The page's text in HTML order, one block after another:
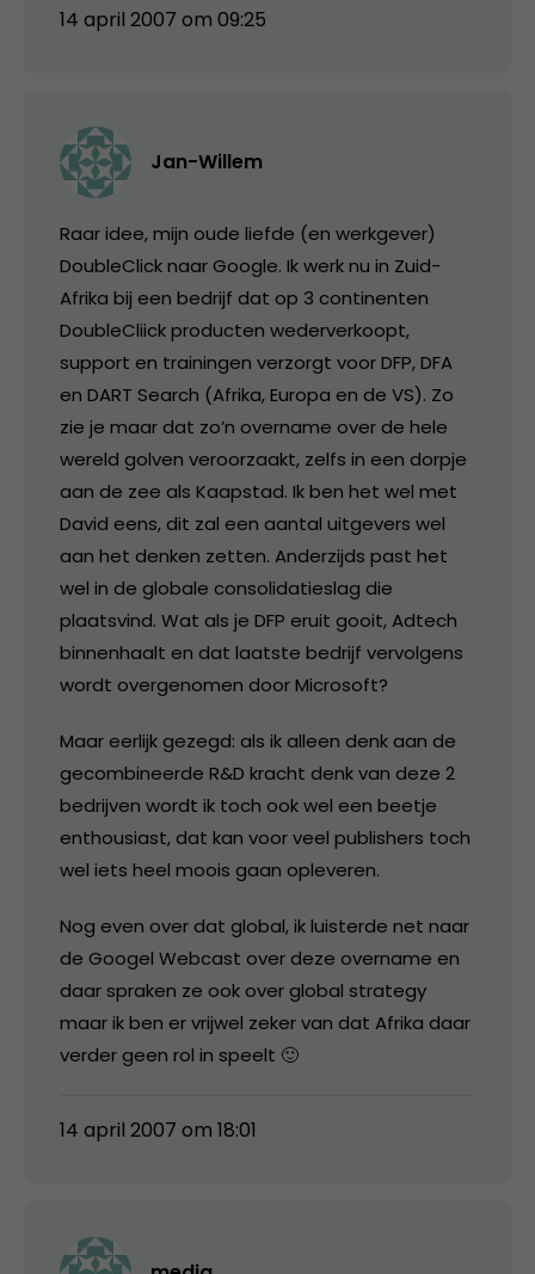
14 april 2007 om 09:25
Jan-Willem
Raar idee, mijn oude liefde (en werkgever)
DoubleClick naar Google. Ik werk nu in Zuid-
Afrika bij een bedrijf dat op 3 continenten
DoubleCliick producten wederverkoopt,
support en trainingen verzorgt voor DFP, DFA
en DART Search (Afrika, Europa en de VS). Zo
zie je maar dat zo’n overname over de hele
wereld golven veroorzaakt, zelfs in een dorpje
aan de zee als Kaapstad. Ik ben het wel met
David eens, dit zal een aantal uitgevers wel
aan het denken zetten. Anderzijds past het
wel in de globale consolidatieslag die
plaatsvind. Wat als je DFP eruit gooit, Adtech
binnenhaalt en dat laatste bedrijf vervolgens
wordt overgenomen door Microsoft?
Maar eerlijk gezegd: als ik alleen denk aan de
gecombineerde R&D kracht denk van deze 2
bedrijven wordt ik toch ook wel een beetje
enthousiast, dat kan voor veel publishers toch
wel iets heel moois gaan opleveren.
Nog even over dat global, ik luisterde net naar
de Googel Webcast over deze overname en
daar spraken ze ook over global strategy
maar ik ben er vrijwel zeker van dat Afrika daar
verder geen rol in speelt 🙂
14 april 2007 om 18:01